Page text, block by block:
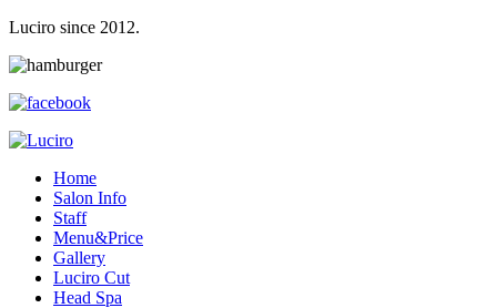
Luciro since 2012.
Home
Salon Info
Staff
Menu&Price
Gallery
Luciro Cut
Head Spa